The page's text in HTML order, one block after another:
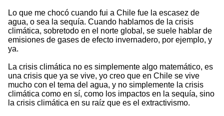
Lo que me chocó cuando fui a Chile fue la escasez de
agua, o sea la sequía. Cuando hablamos de la crisis
climática, sobretodo en el norte global, se suele hablar de
emisiones de gases de efecto invernadero, por ejemplo, y
ya.
La crisis climática no es simplemente algo matemático, es
una crisis que ya se vive, yo creo que en Chile se vive
mucho con el tema del agua, y no simplemente la crisis
climática como en sí, como los impactos en la sequía, sino
la crisis climática en su raíz que es el extractivismo.